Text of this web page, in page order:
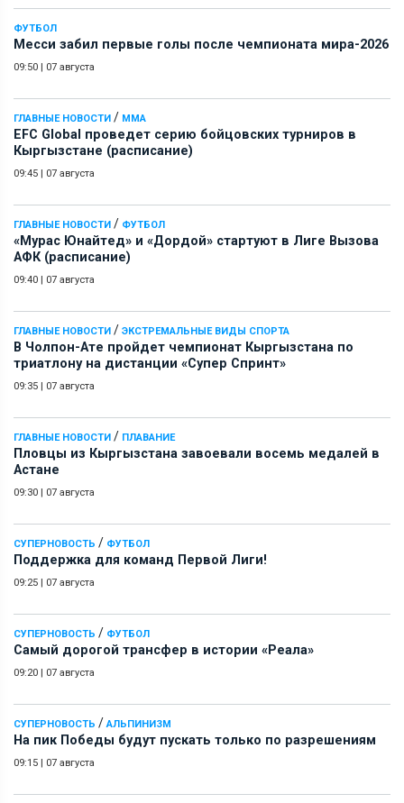
ФУТБОЛ
Месси забил первые голы после чемпионата мира-2026
09:50 | 07 августа
ГЛАВНЫЕ НОВОСТИ / ММА
EFC Global проведет серию бойцовских турниров в
Кыргызстане (расписание)
09:45 | 07 августа
ГЛАВНЫЕ НОВОСТИ / ФУТБОЛ
«Мурас Юнайтед» и «Дордой» стартуют в Лиге Вызова
АФК (расписание)
09:40 | 07 августа
ГЛАВНЫЕ НОВОСТИ / ЭКСТРЕМАЛЬНЫЕ ВИДЫ СПОРТА
В Чолпон-Ате пройдет чемпионат Кыргызстана по
триатлону на дистанции «Супер Спринт»
09:35 | 07 августа
ГЛАВНЫЕ НОВОСТИ / ПЛАВАНИЕ
Пловцы из Кыргызстана завоевали восемь медалей в
Астане
09:30 | 07 августа
СУПЕРНОВОСТЬ / ФУТБОЛ
Поддержка для команд Первой Лиги!
09:25 | 07 августа
СУПЕРНОВОСТЬ / ФУТБОЛ
Самый дорогой трансфер в истории «Реала»
09:20 | 07 августа
СУПЕРНОВОСТЬ / АЛЬПИНИЗМ
На пик Победы будут пускать только по разрешениям
09:15 | 07 августа